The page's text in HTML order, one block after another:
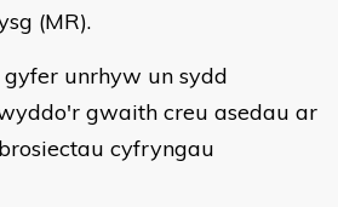
(MR).
unrhyw un sydd
gwaith creu asedau ar
cyfryngau